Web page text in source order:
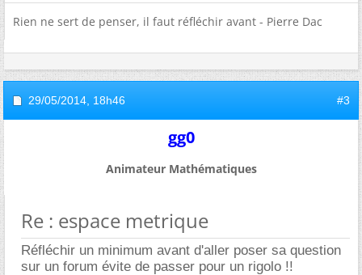
Rien ne sert de penser, il faut réfléchir avant - Pierre Dac
29/05/2014, 18h46 #3
gg0
Animateur Mathématiques
Re : espace metrique
Réfléchir un minimum avant d'aller poser sa question
sur un forum évite de passer pour un rigolo !!